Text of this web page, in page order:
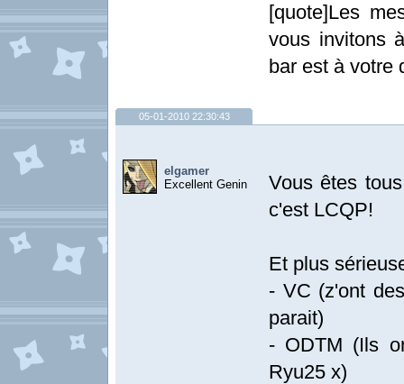
[quote]Les
vous invitons
bar est à votre
05-01-2010 22:30:43
elgamer
Excellent Genin
Vous êtes
c'est LCQP!
Et plus
- VC (z'ont
parait)
- ODTM (Ils
Ryu25 x)